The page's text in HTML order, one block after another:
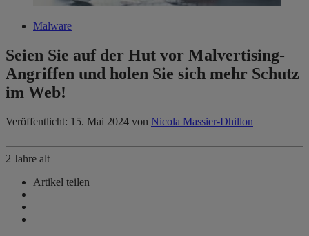
Malware
Seien Sie auf der Hut vor Malvertising-
Angriffen und holen Sie sich mehr Schutz
im Web!
Veröffentlicht: 15. Mai 2024 von Nicola Massier-Dhillon
2 Jahre alt
Artikel teilen